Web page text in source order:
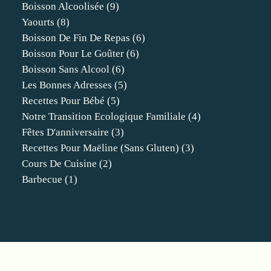
Boisson Alcoolisée (9)
Yaourts (8)
Boisson De Fin De Repas (6)
Boisson Pour Le Goûter (6)
Boisson Sans Alcool (6)
Les Bonnes Adresses (5)
Recettes Pour Bébé (5)
Notre Transition Ecologique Familiale (4)
Fêtes D'anniversaire (3)
Recettes Pour Maëline (sans Gluten) (3)
Cours De Cuisine (2)
Barbecue (1)